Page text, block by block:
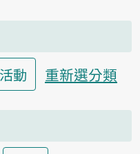
動 重新選分類